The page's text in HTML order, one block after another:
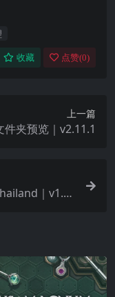
相结合，制作出
让人工智能控制部
控制的航空母
器、排气管和喷
无人机提供能
和反导弹激光。
头吗，粒子炮、
收藏 点赞(0)
上一篇
夹预览｜v2.11.1
｜v1.1.